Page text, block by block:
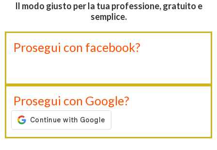
Il modo giusto per la tua professione, gratuito e
semplice.
Prosegui con facebook?
Prosegui con Google?